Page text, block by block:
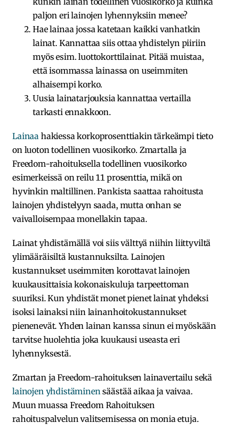
paljon eri lainojen lyhennyksiin menee?
Hae lainaa jossa katetaan kaikki vanhatkin
lainat. Kannattaa siis ottaa yhdistelyn piiriin
myös esim. luottokorttilainat. Pitää muistaa,
että isommassa lainassa on useimmiten
alhaisempi korko.
Uusia lainatarjouksia kannattaa vertailla
tarkasti ennakkoon.
Lainaa hakiessa korkoprosenttiakin tärkeämpi tieto
on luoton todellinen vuosikorko. Zmartalla ja
Freedom-rahoituksella todellinen vuosikorko
esimerkeissä on reilu 11 prosenttia, mikä on
hyvinkin maltillinen. Pankista saattaa rahoitusta
lainojen yhdistelyyn saada, mutta onhan se
vaivalloisempaa monellakin tapaa.
Lainat yhdistämällä voi siis välttyä niihin liittyviltä
ylimääräisiltä kustannuksilta. Lainojen
kustannukset useimmiten korottavat lainojen
kuukausittaisia kokonaiskuluja tarpeettoman
suuriksi. Kun yhdistät monet pienet lainat yhdeksi
isoksi lainaksi niin lainanhoitokustannukset
pienenevät. Yhden lainan kanssa sinun ei myöskään
tarvitse huolehtia joka kuukausi useasta eri
lyhennyksestä.
Zmartan ja Freedom-rahoituksen lainavertailu sekä
lainojen yhdistäminen säästää aikaa ja vaivaa.
Muun muassa Freedom Rahoituksen
rahoituspalvelun valitsemisessa on monia etuja.